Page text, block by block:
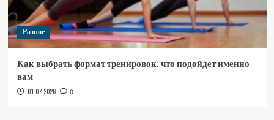
Разное
Как выбрать формат тренировок: что подойдет именно
вам
01.07.2026 0